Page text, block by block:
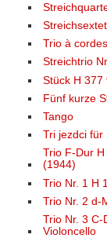
Trio à
Streichtrio
Stück H 377
Fünf kurze
Tango
Tri jezdci für
Trio F-Dur
(1944)
Trio Nr. 1 H
Trio Nr. 2 d-
Trio Nr. 3 C-
Violoncello